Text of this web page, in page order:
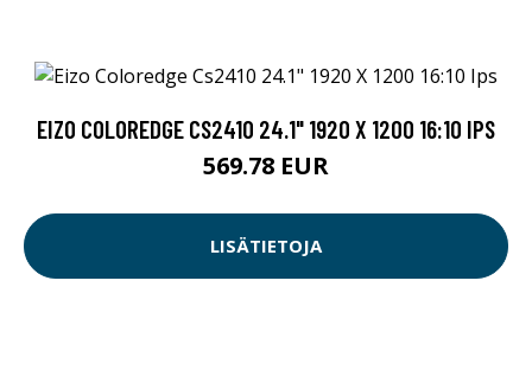
EIZO COLOREDGE CS2410 24.1" 1920 X 1200 16:10 IPS
569.78 EUR
LISÄTIETOJA